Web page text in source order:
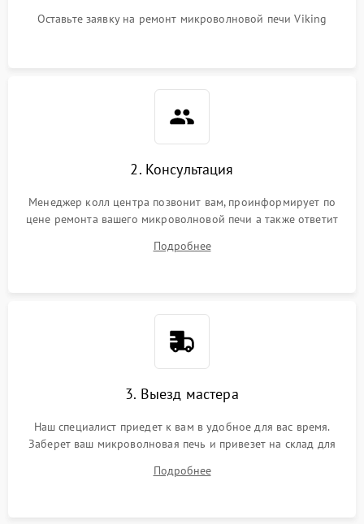
Оставьте заявку на ремонт микроволновой печи Viking
2. Консультация
Менеджер колл центра позвонит вам, проинформирует по
цене ремонта вашего микроволновой печи а также ответит
Подробнее
3. Выезд мастера
Наш специалист приедет к вам в удобное для вас время.
Заберет ваш микроволновая печь и привезет на склад для
Подробнее